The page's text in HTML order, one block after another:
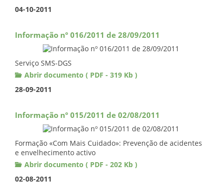
04-10-2011
Informação nº 016/2011 de 28/09/2011
Serviço SMS-DGS
Abrir documento ( PDF - 319 Kb )
28-09-2011
Informação nº 015/2011 de 02/08/2011
Formação «Com Mais Cuidado»: Prevenção de acidentes
e envelhecimento activo
Abrir documento ( PDF - 202 Kb )
02-08-2011